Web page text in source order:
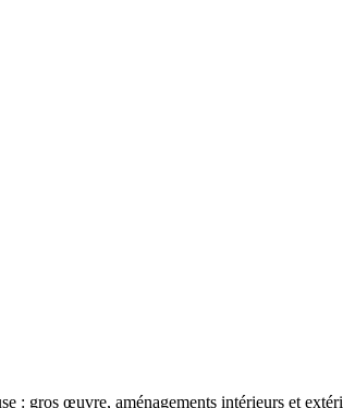
: gros œuvre, aménagements intérieurs et